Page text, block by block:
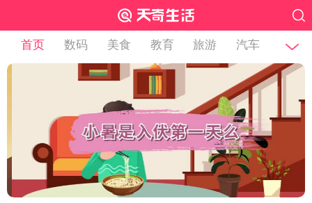
首页 数码 美食 教育 旅游 汽车